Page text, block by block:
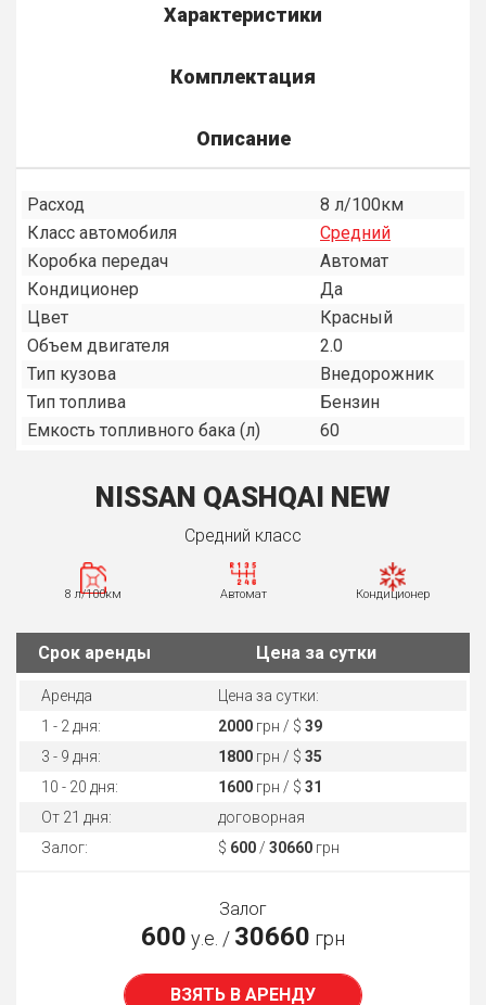
Характеристики
Комплектация
Описание
Расход
8 л/100км
Класс автомобиля
Средний
Коробка передач
Автомат
Кондиционер
Да
Цвет
Красный
Объем двигателя
2.0
Тип кузова
Внедорожник
Тип топлива
Бензин
Емкость топливного бака (л)
60
NISSAN QASHQAI NEW
Средний класс
8 л/100км Автомат Кондиционер
Cрок аренды Цена за сутки
Аренда
Цена за сутки:
1 - 2 дня:
2000 грн / $ 39
3 - 9 дня:
1800 грн / $ 35
10 - 20 дня:
1600 грн / $ 31
От 21 дня:
договорная
Залог:
$ 600 / 30660 грн
Залог
600 у.е. / 30660 грн
ВЗЯТЬ В АРЕНДУ